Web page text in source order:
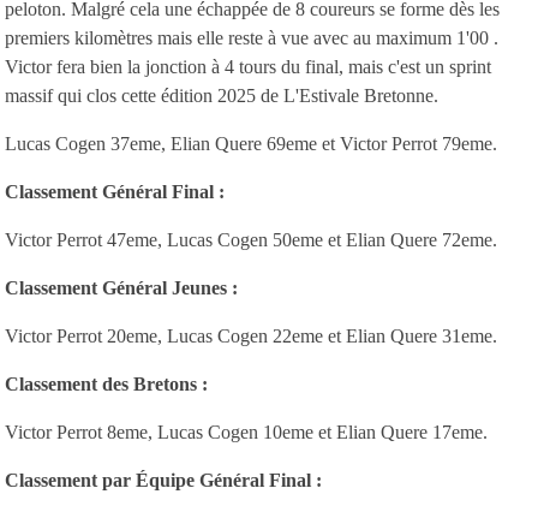
peloton. Malgré cela une échappée de 8 coureurs se forme dès les
premiers kilomètres mais elle reste à vue avec au maximum 1'00 .
Victor fera bien la jonction à 4 tours du final, mais c'est un sprint
massif qui clos cette édition 2025 de L'Estivale Bretonne.
Lucas Cogen 37eme, Elian Quere 69eme et Victor Perrot 79eme.
Classement Général Final :
Victor Perrot 47eme, Lucas Cogen 50eme et Elian Quere 72eme.
Classement Général Jeunes :
Victor Perrot 20eme, Lucas Cogen 22eme et Elian Quere 31eme.
Classement des Bretons :
Victor Perrot 8eme, Lucas Cogen 10eme et Elian Quere 17eme.
Classement par Équipe Général Final :